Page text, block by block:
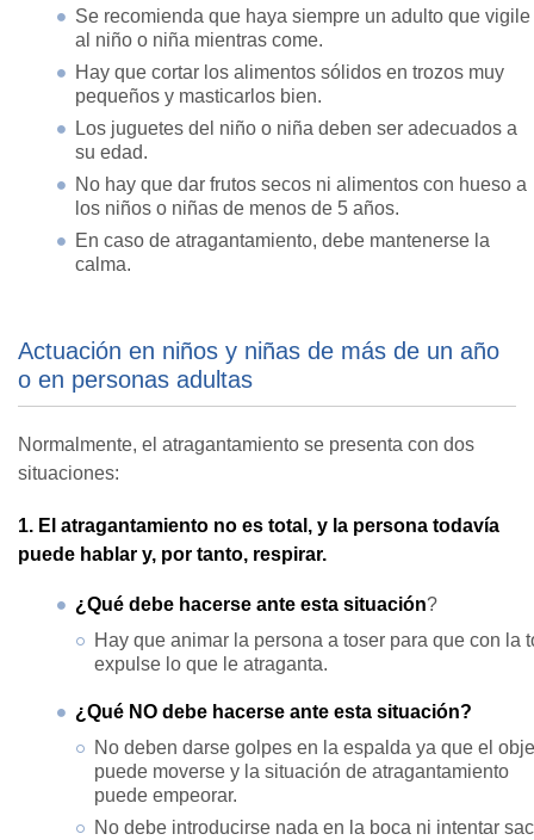
Se recomienda que haya siempre un adulto que vigile
al niño o niña mientras come.
Hay que cortar los alimentos sólidos en trozos muy
pequeños y masticarlos bien.
Los juguetes del niño o niña deben ser adecuados a
su edad.
No hay que dar frutos secos ni alimentos con hueso a
los niños o niñas de menos de 5 años.
En caso de atragantamiento, debe mantenerse la
calma.
Actuación en niños y niñas de más de un año
o en personas adultas
Normalmente, el atragantamiento se presenta con dos
situaciones:
1. El atragantamiento no es total, y la persona todavía
puede hablar y, por tanto, respirar.
¿Qué debe hacerse ante esta situación?
Hay que animar la persona a toser para que con la
expulse lo que le atraganta.
¿Qué NO debe hacerse ante esta situación?
No deben darse golpes en la espalda ya que el
puede moverse y la situación de atragantamiento
puede empeorar.
No debe introducirse nada en la boca ni intentar